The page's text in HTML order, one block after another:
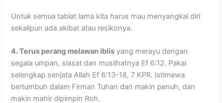
Untuk semua tabiat lama kita harus mau menyangkal diri
sekalipun ada akibat atau resikonya.
4. Terus perang melawan iblis yang merayu dengan
segala umpan, siasat dan muslihatnya Ef 6:12. Pakai
selengkap senjata Allah Ef 6:13-18, 7 KPR. Istimewa
bertumbuh dalam Firman Tuhan dan makin penuh, dan
makin mahir dipimpin Roh.